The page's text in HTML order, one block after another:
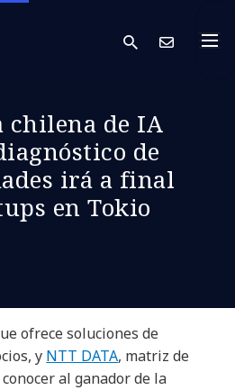
search
chilena de IA
de
irá a final
en Tokio
ofrece soluciones de
y NTT DATA, matriz de
al ganador de la